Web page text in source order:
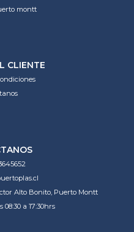
montt
CLIENTE
Alto Bonito, Puerto Montt
08:30 a 17:30hrs